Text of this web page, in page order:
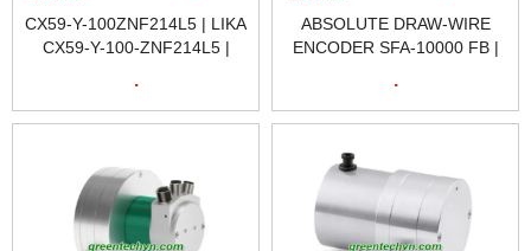
CX59-Y-100ZNF214L5 | LIKA
CX59-Y-100-ZNF214L5 |
.
ABSOLUTE DRAW-WIRE
ENCODER SFA-10000 FB |
.